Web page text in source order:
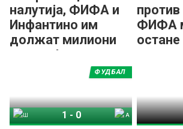
налутија, ФИФА и
Инфантино им
должат милиони
долари!
ФИФА
остане
ФУДБАЛ
1-0